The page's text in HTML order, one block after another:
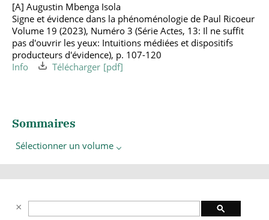
[A] Augustin Mbenga Isola
Signe et évidence dans la phénoménologie de Paul Ricoeur
Volume 19 (2023), Numéro 3 (Série Actes, 13: Il ne suffit
pas d'ouvrir les yeux: Intuitions médiées et dispositifs
producteurs d'évidence), p. 107-120
Info
Télécharger
Sommaires
Sélectionner un volume